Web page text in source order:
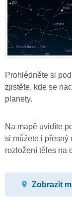
Prohlédněte si
zjistěte, kde se
planety.
Na mapě uvidíte
si můžete i přesný
rozložení těles na
Zobrazit